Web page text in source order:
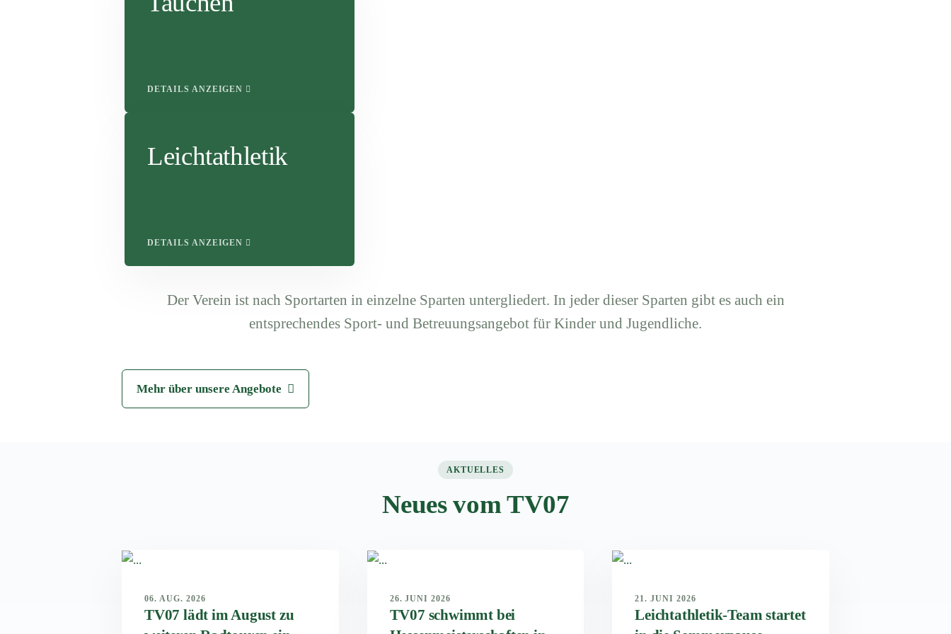
DETAILS ANZEIGEN
Leichtathletik
DETAILS ANZEIGEN
Der Verein ist nach Sportarten in einzelne Sparten untergliedert. In jeder dieser Sparten gibt es auch ein
entsprechendes Sport- und Betreuungsangebot für Kinder und Jugendliche.
Mehr über unsere Angebote
AKTUELLES
Neues vom TV07
06. AUG. 2026
TV07 lädt im August zu
26. JUNI 2026
TV07 schwimmt bei
21. JUNI 2026
Leichtathletik-Team startet